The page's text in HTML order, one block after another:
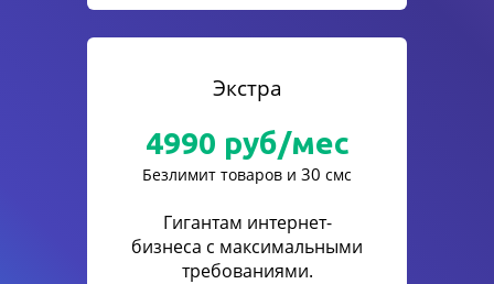
Экстра
4990 руб/мес
Безлимит товаров и 30 смс
Гигантам интернет-
бизнеса с максимальными
требованиями.